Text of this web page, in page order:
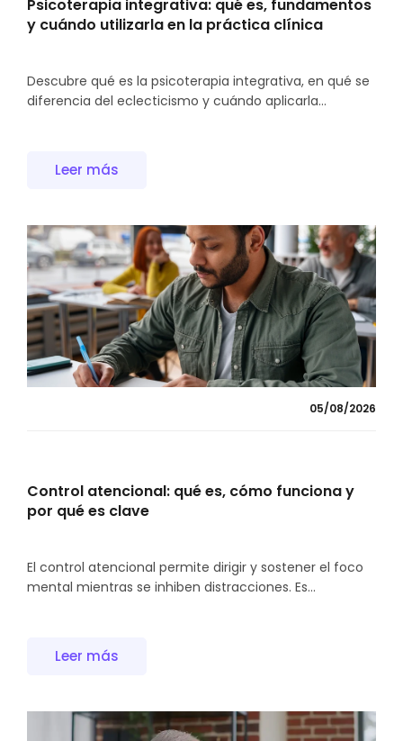
Psicoterapia integrativa: qué es, fundamentos
y cuándo utilizarla en la práctica clínica
Descubre qué es la psicoterapia integrativa, en qué se
diferencia del eclecticismo y cuándo aplicarla...
Leer más
05/08/2026
Control atencional: qué es, cómo funciona y
por qué es clave
El control atencional permite dirigir y sostener el foco
mental mientras se inhiben distracciones. Es...
Leer más